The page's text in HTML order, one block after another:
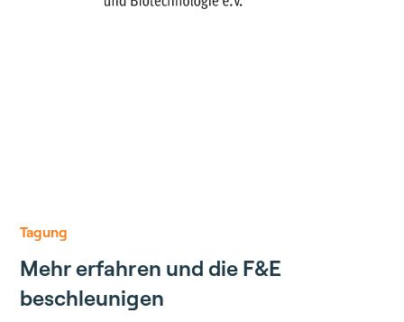
Tagung
Mehr erfahren und die F&E
beschleunigen